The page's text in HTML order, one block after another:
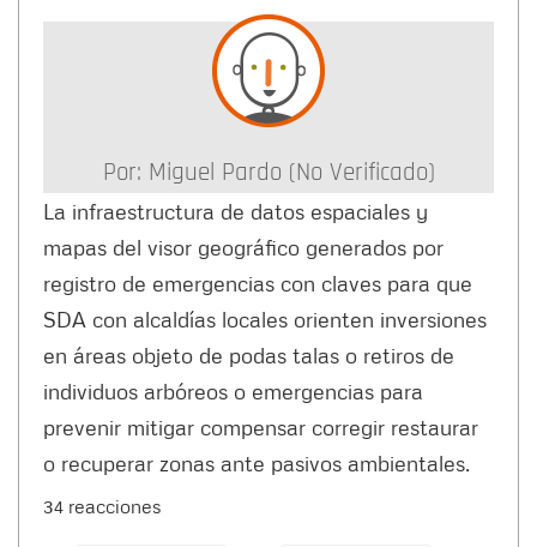
Por: Miguel Pardo (no Verificado)
La infraestructura de datos espaciales y
mapas del visor geográfico generados por
registro de emergencias con claves para que
SDA con alcaldías locales orienten inversiones
en áreas objeto de podas talas o retiros de
individuos arbóreos o emergencias para
prevenir mitigar compensar corregir restaurar
o recuperar zonas ante pasivos ambientales.
34 reacciones